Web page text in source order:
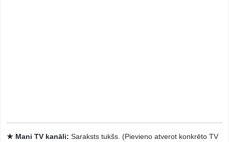
★ Mani TV kanāli: Saraksts tukšs. (Pievieno atverot konkrēto TV